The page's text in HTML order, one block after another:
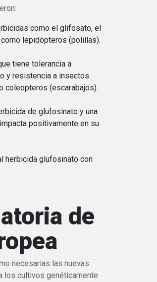
como el glifosato, el
lepidópteros (polillas).
tiene tolerancia a
y resistencia a insectos
coleopteros (escarabajos).
de glufosinato y una
positivamente en su
herbicida glufosinato con
de
necesarias las nuevas
los cultivos genéticamente